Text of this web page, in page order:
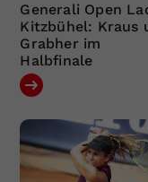
Generali Open
Kitzbühel: Kraus
Grabher im
Halbfinale